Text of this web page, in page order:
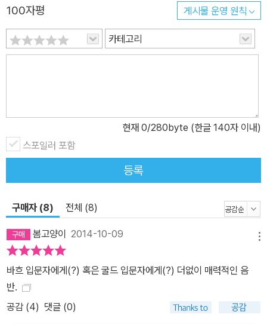
100자평 게시물 운영 원칙
카테고리
현재 0/280byte (한글 140자 이내)
스포일러 포함
등록
구매자 (8) 전체 (8)
봄고양이 2014-10-09
바흐 입문자에게(?) 혹은 굴드 입문자에게(?) 더없이 매력적인 음
반.
공감 (4) 댓글 (0)